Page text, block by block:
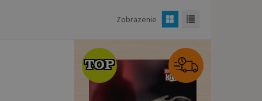
Zobrazenie
TOP
TOP